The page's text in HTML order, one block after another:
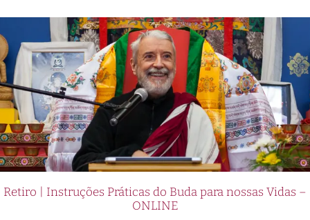
Retiro | Instruções Práticas do Buda para nossas Vidas –
ONLINE